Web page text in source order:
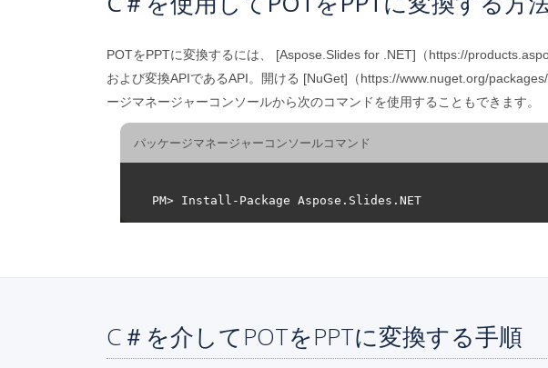
POTをPPTに変換するには、 [Aspose.Slides for .NET]（https://
および変換APIであるAPI。開ける [NuGet]（https://www.nuget.org/
ージマネージャーコンソールから次のコマンドを使用することもできます。
パッケージマネージャーコンソールコマンド
C＃を介してPOTをPPTに変換する手順